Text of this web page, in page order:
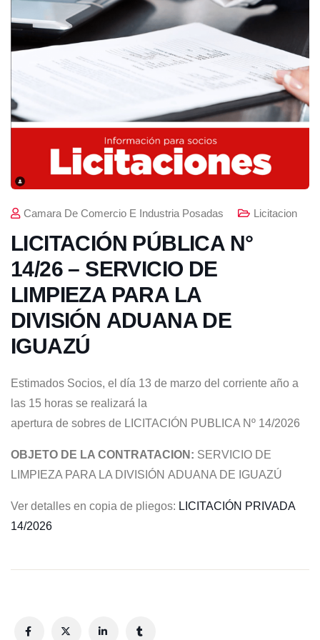
Camara De Comercio E Industria Posadas Licitacion
LICITACIÓN PÚBLICA N°
14/26 – SERVICIO DE
LIMPIEZA PARA LA
DIVISIÓN ADUANA DE
IGUAZÚ
Estimados Socios, el día 13 de marzo del corriente año a
las 15 horas se realizará la
apertura de sobres de LICITACIÓN PUBLICA Nº 14/2026
OBJETO DE LA CONTRATACION: SERVICIO DE
LIMPIEZA PARA LA DIVISIÓN ADUANA DE IGUAZÚ
Ver detalles en copia de pliegos: LICI TACIÓN PRIVADA
14/2026